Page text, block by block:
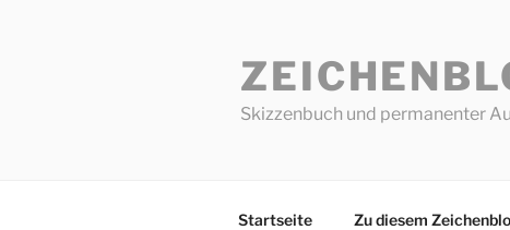
Skizzenbuch und permanenter
Startseite Zu diesem